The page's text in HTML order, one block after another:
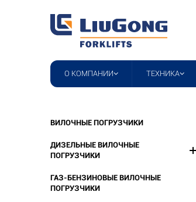
О КОМПАНИИ ТЕХНИКА
ВИЛОЧНЫЕ ПОГРУЗЧИКИ
ДИЗЕЛЬНЫЕ ВИЛОЧНЫЕ
ПОГРУЗЧИКИ
ГАЗ-БЕНЗИНОВЫЕ ВИЛОЧНЫЕ
ПОГРУЗЧИКИ